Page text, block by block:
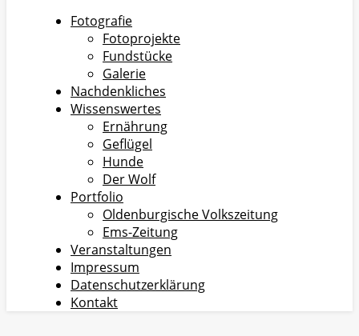
Fotografie
Fotoprojekte
Fundstücke
Galerie
Nachdenkliches
Wissenswertes
Ernährung
Geflügel
Hunde
Der Wolf
Portfolio
Oldenburgische Volkszeitung
Ems-Zeitung
Veranstaltungen
Impressum
Datenschutzerklärung
Kontakt